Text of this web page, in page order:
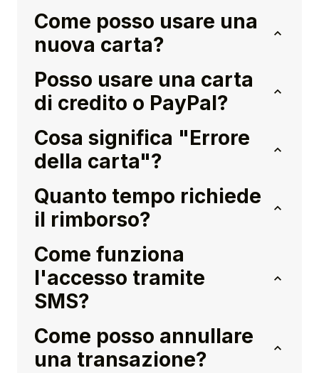
Come posso usare una
nuova carta?
Posso usare una carta
di credito o PayPal?
Cosa significa "Errore
della carta"?
Quanto tempo richiede
il rimborso?
Come funziona
l'accesso tramite
SMS?
Come posso annullare
una transazione?